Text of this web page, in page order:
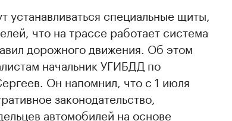
устанавливаться специальные щиты,
что на трассе работает система
дорожного движения. Об этом
начальник УГИБДД по
Он напомнил, что с 1 июля
законодательство,
автомобилей на основе